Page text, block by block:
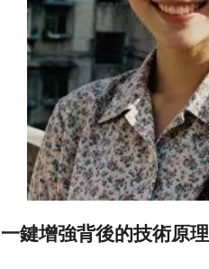
一鍵增強背後的技術原理